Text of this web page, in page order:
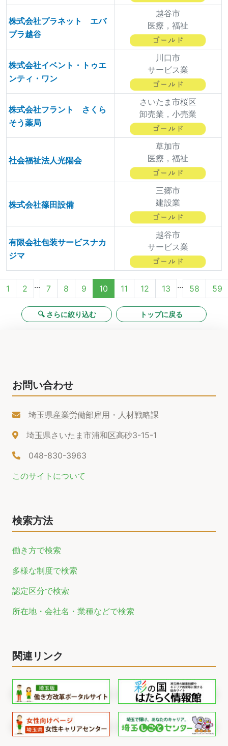
株式会社プラネット エバ
プラ越谷
越谷市
医療，福祉
株式会社イベント・トゥエ
ンティ・ワン
川口市
サービス業
株式会社フラント さくら
そう薬局
さいたま市桜区
卸売業，小売業
社会福祉法人光陽会
草加市
医療，福祉
株式会社篠田設備
三郷市
建設業
有限会社包装サービスナカ
ジマ
越谷市
サービス業
1 2 ... 7 8 9 10 11 12 13 ... 58 59
🔍 さらに絞り込む トップに戻る
お問い合わせ
埼玉県産業労働部雇用・人材戦略課
埼玉県さいたま市浦和区高砂3-15-1
048-830-3963
このサイトについて
検索方法
働き方で検索
多様な制度で検索
認定区分で検索
所在地・会社名・業種などで検索
関連リンク